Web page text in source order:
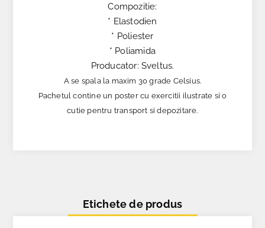
Compozitie:
* Elastodien
* Poliester
* Poliamida
Producator: Sveltus.
A se spala la maxim 30 grade Celsius.
Pachetul contine un poster cu exercitii ilustrate si o
cutie pentru transport si depozitare.
Etichete de produs